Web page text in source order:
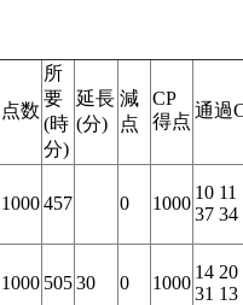
点数
所
要
(時
分)
延長
(分)
減
点
CP
得点
通過
1000457 0 1000
10
37 34
1000 50530 0 1000
14
31 13